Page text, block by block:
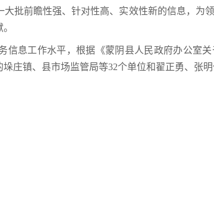
批前瞻性强、针对性高、实效性新的信息，为
信息工作水平，根据《蒙阴县人民政府办公室
庄镇、县市场监管局等32个单位和翟正勇、张明